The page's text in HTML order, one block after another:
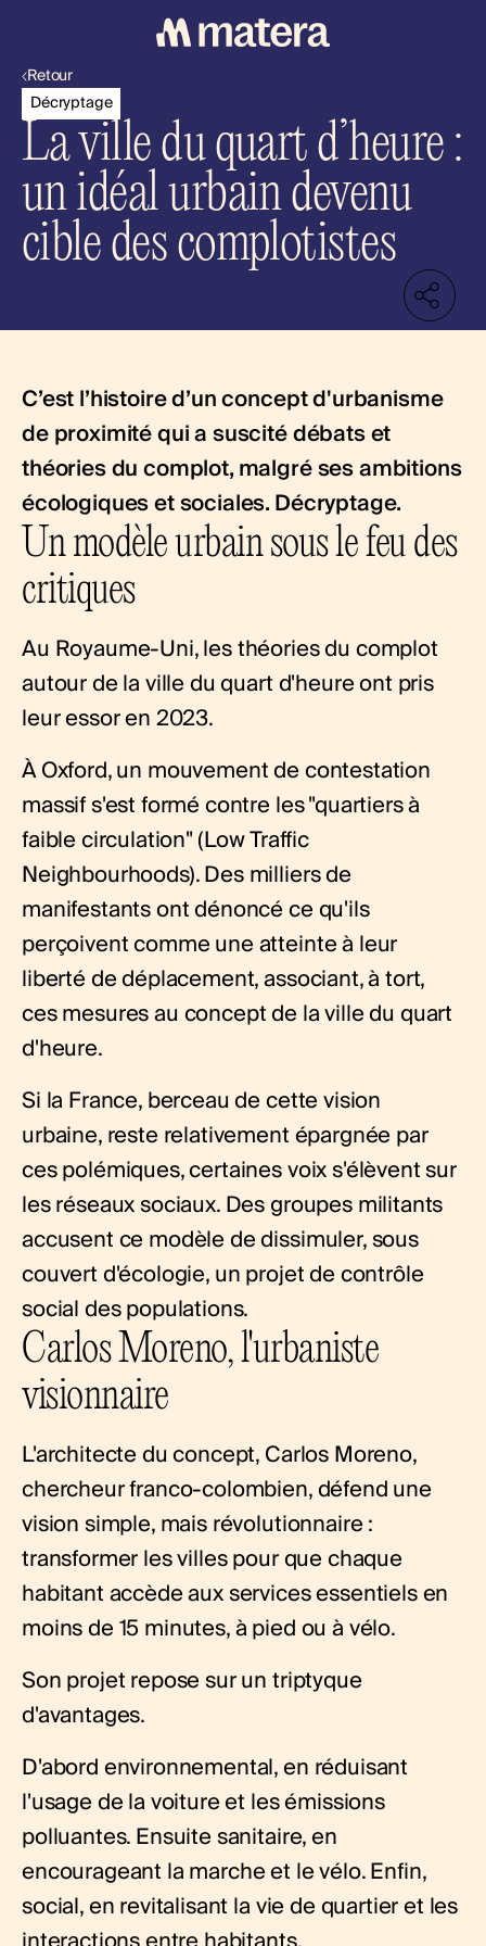
Retour
Décryptage
La ville du quart d’heure :
un idéal urbain devenu
cible des complotistes
C’est l’histoire d’un concept d'urbanisme
de proximité qui a suscité débats et
théories du complot, malgré ses ambitions
écologiques et sociales. Décryptage.
Un modèle urbain sous le feu des
critiques
Au Royaume-Uni, les théories du complot
autour de la ville du quart d'heure ont pris
leur essor en 2023.
À Oxford, un mouvement de contestation
massif s'est formé contre les "quartiers à
faible circulation" (Low Traffic
Neighbourhoods). Des milliers de
manifestants ont dénoncé ce qu'ils
perçoivent comme une atteinte à leur
liberté de déplacement, associant, à tort,
ces mesures au concept de la ville du quart
d'heure.
Si la France, berceau de cette vision
urbaine, reste relativement épargnée par
ces polémiques, certaines voix s'élèvent sur
les réseaux sociaux. Des groupes militants
accusent ce modèle de dissimuler, sous
couvert d'écologie, un projet de contrôle
social des populations.
Carlos Moreno, l'urbaniste
visionnaire
L'architecte du concept, Carlos Moreno,
chercheur franco-colombien, défend une
vision simple, mais révolutionnaire :
transformer les villes pour que chaque
habitant accède aux services essentiels en
moins de 15 minutes, à pied ou à vélo.
Son projet repose sur un triptyque
d'avantages.
D'abord environnemental, en réduisant
l'usage de la voiture et les émissions
polluantes. Ensuite sanitaire, en
encourageant la marche et le vélo. Enfin,
social, en revitalisant la vie de quartier et les